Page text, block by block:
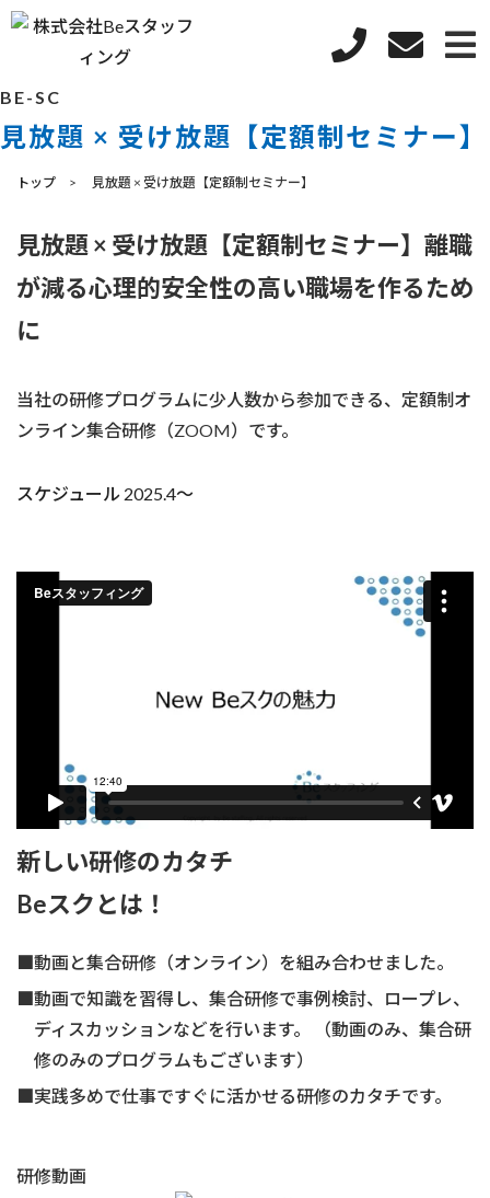
BE-SC
見放題 × 受け放題【定額制セミナー】
トップ 見放題 × 受け放題【定額制セミナー】
見放題 × 受け放題【定額制セミナー】離職
が減る心理的安全性の高い職場を作るため
に
当社の研修プログラムに少人数から参加できる、定額制オ
ンライン集合研修（ZOOM）です。
スケジュール 2025.4～
新しい研修のカタチ
Beスクとは！
■動画と集合研修（オンライン）を組み合わせました。
■動画で知識を習得し、集合研修で事例検討、ロープレ、
ディスカッションなどを行います。 （動画のみ、集合研
修のみのプログラムもございます）
■実践多めで仕事ですぐに活かせる研修のカタチです。
研修動画